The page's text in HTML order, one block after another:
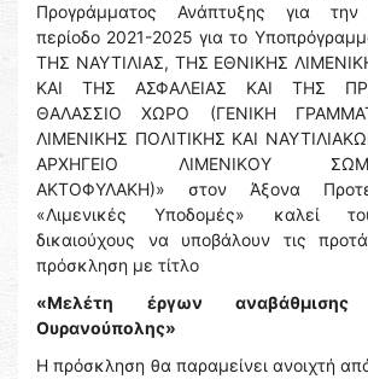
Προγράμματος Ανάπτυξης για την
περίοδο 2021-2025 για το
ΤΗΣ ΝΑΥΤΙΛΙΑΣ, ΤΗΣ ΕΘΝΙΚΗΣ
ΚΑΙ ΤΗΣ ΑΣΦΑΛΕΙΑΣ ΚΑΙ ΤΗΣ
ΘΑΛΑΣΣΙΟ ΧΩΡΟ (ΓΕΝΙΚΗ
ΛΙΜΕΝΙΚΗΣ ΠΟΛΙΤΙΚΗΣ ΚΑΙ
ΑΡΧΗΓΕΙΟ ΛΙΜΕΝΙΚΟΥ
ΑΚΤΟΦΥΛΑΚΗ)» στον Άξονα
«Λιμενικές Υποδομές» καλεί
δικαιούχους να υποβάλουν τις
πρόσκληση με τίτλο
«Μελέτη έργων
Ουρανούπολης»
Η πρόσκληση θα παραμείνει ανοιχτή